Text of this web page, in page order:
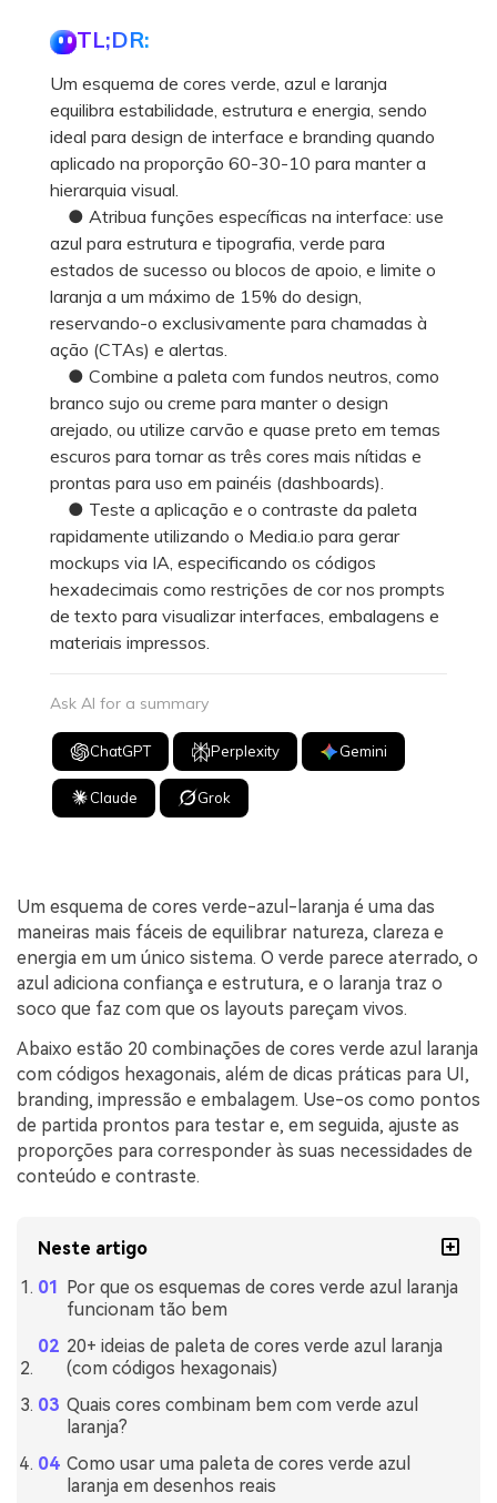
TL;DR:
Um esquema de cores verde, azul e laranja
equilibra estabilidade, estrutura e energia, sendo
ideal para design de interface e branding quando
aplicado na proporção 60-30-10 para manter a
hierarquia visual.
● Atribua funções específicas na interface: use
azul para estrutura e tipografia, verde para
estados de sucesso ou blocos de apoio, e limite o
laranja a um máximo de 15% do design,
reservando-o exclusivamente para chamadas à
ação (CTAs) e alertas.
● Combine a paleta com fundos neutros, como
branco sujo ou creme para manter o design
arejado, ou utilize carvão e quase preto em temas
escuros para tornar as três cores mais nítidas e
prontas para uso em painéis (dashboards).
● Teste a aplicação e o contraste da paleta
rapidamente utilizando o Media.io para gerar
mockups via IA, especificando os códigos
hexadecimais como restrições de cor nos prompts
de texto para visualizar interfaces, embalagens e
materiais impressos.
Ask AI for a summary
ChatGPT Perplexity Gemini
Claude Grok
Um esquema de cores verde-azul-laranja é uma das
maneiras mais fáceis de equilibrar natureza, clareza e
energia em um único sistema. O verde parece aterrado, o
azul adiciona confiança e estrutura, e o laranja traz o
soco que faz com que os layouts pareçam vivos.
Abaixo estão 20 combinações de cores verde azul laranja
com códigos hexagonais, além de dicas práticas para UI,
branding, impressão e embalagem. Use-os como pontos
de partida prontos para testar e, em seguida, ajuste as
proporções para corresponder às suas necessidades de
conteúdo e contraste.
Neste artigo
Por que os esquemas de cores verde azul laranja
funcionam tão bem
20+ ideias de paleta de cores verde azul laranja
(com códigos hexagonais)
Quais cores combinam bem com verde azul
laranja?
Como usar uma paleta de cores verde azul
laranja em desenhos reais